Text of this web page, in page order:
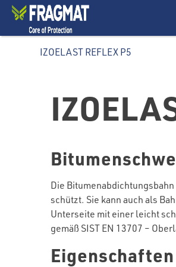
IZOELAST REFLEX P5
Die
schützt. Sie kann auch als
Unterseite mit einer leicht
gemäß SIST EN 13707 –
Eigenschaften